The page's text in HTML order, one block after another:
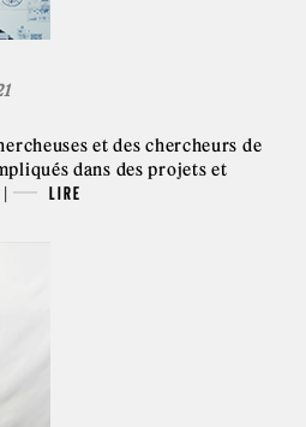
et des chercheurs de
dans des projets et
LIRE